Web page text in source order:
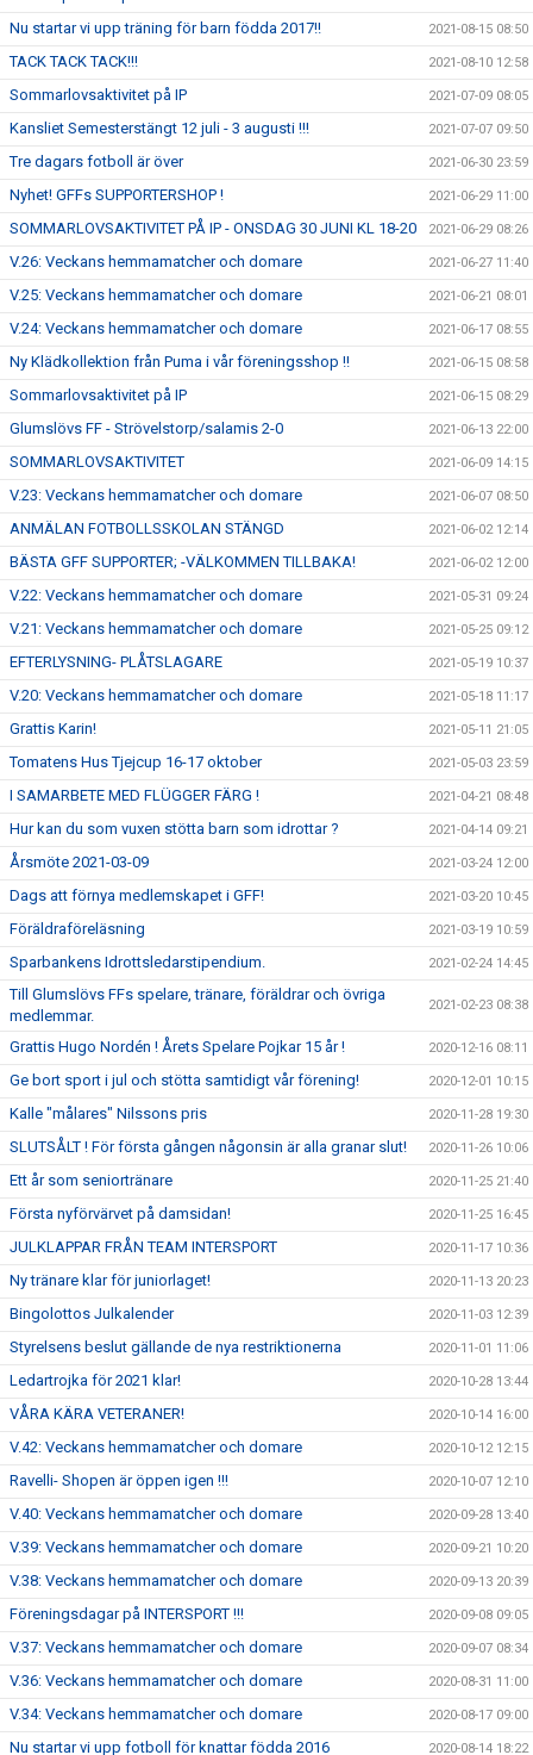
Nu startar vi upp träning för barn födda 2017!! 2021-08-15 08:50
TACK TACK TACK!!! 2021-08-10 12:58
Sommarlovsaktivitet på IP 2021-07-09 08:05
Kansliet Semesterstängt 12 juli - 3 augusti !!! 2021-07-07 09:50
Tre dagars fotboll är över 2021-06-30 23:59
Nyhet! GFFs SUPPORTERSHOP ! 2021-06-29 11:00
SOMMARLOVSAKTIVITET PÅ IP - ONSDAG 30 JUNI KL 18-20 2021-06-29 08:26
V.26: Veckans hemmamatcher och domare 2021-06-27 11:40
V.25: Veckans hemmamatcher och domare 2021-06-21 08:01
V.24: Veckans hemmamatcher och domare 2021-06-17 08:55
Ny Klädkollektion från Puma i vår föreningsshop !! 2021-06-15 08:58
Sommarlovsaktivitet på IP 2021-06-15 08:29
Glumslövs FF - Strövelstorp/salamis 2-0 2021-06-13 22:00
SOMMARLOVSAKTIVITET 2021-06-09 14:15
V.23: Veckans hemmamatcher och domare 2021-06-07 08:50
ANMÄLAN FOTBOLLSSKOLAN STÄNGD 2021-06-02 12:14
BÄSTA GFF SUPPORTER; -VÄLKOMMEN TILLBAKA! 2021-06-02 12:00
V.22: Veckans hemmamatcher och domare 2021-05-31 09:24
V.21: Veckans hemmamatcher och domare 2021-05-25 09:12
EFTERLYSNING- PLÅTSLAGARE 2021-05-19 10:37
V.20: Veckans hemmamatcher och domare 2021-05-18 11:17
Grattis Karin! 2021-05-11 21:05
Tomatens Hus Tjejcup 16-17 oktober 2021-05-03 23:59
I SAMARBETE MED FLÜGGER FÄRG ! 2021-04-21 08:48
Hur kan du som vuxen stötta barn som idrottar ? 2021-04-14 09:21
Årsmöte 2021-03-09 2021-03-24 12:00
Dags att förnya medlemskapet i GFF! 2021-03-20 10:45
Föräldraföreläsning 2021-03-19 10:59
Sparbankens Idrottsledarstipendium. 2021-02-24 14:45
Till Glumslövs FFs spelare, tränare, föräldrar och övriga
medlemmar.
2021-02-23 08:38
Grattis Hugo Nordén ! Årets Spelare Pojkar 15 år ! 2020-12-16 08:11
Ge bort sport i jul och stötta samtidigt vår förening! 2020-12-01 10:15
Kalle "målares" Nilssons pris 2020-11-28 19:30
SLUTSÅLT ! För första gången någonsin är alla granar slut! 2020-11-26 10:06
Ett år som seniortränare 2020-11-25 21:40
Första nyförvärvet på damsidan! 2020-11-25 16:45
JULKLAPPAR FRÅN TEAM INTERSPORT 2020-11-17 10:36
Ny tränare klar för juniorlaget! 2020-11-13 20:23
Bingolottos Julkalender 2020-11-03 12:39
Styrelsens beslut gällande de nya restriktionerna 2020-11-01 11:06
Ledartrojka för 2021 klar! 2020-10-28 13:44
VÅRA KÄRA VETERANER! 2020-10-14 16:00
V.42: Veckans hemmamatcher och domare 2020-10-12 12:15
Ravelli- Shopen är öppen igen !!! 2020-10-07 12:10
V.40: Veckans hemmamatcher och domare 2020-09-28 13:40
V.39: Veckans hemmamatcher och domare 2020-09-21 10:20
V.38: Veckans hemmamatcher och domare 2020-09-13 20:39
Föreningsdagar på INTERSPORT !!! 2020-09-08 09:05
V.37: Veckans hemmamatcher och domare 2020-09-07 08:34
V.36: Veckans hemmamatcher och domare 2020-08-31 11:00
V.34: Veckans hemmamatcher och domare 2020-08-17 09:00
Nu startar vi upp fotboll för knattar födda 2016 2020-08-14 18:22